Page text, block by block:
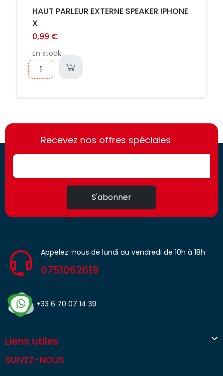
HAUT PARLEUR EXTERNE SPEAKER IPHONE
X
0,99 €
En stock
https://france-
access.fr
https://france-
access.fr
Recevez nos offres spéciales
S'abonner
Appelez-nous de lundi au vendredi de 10h à 18h
0751062619
+33 6 70 07 14 39
Liens utiles 
SUIVEZ-NOUS